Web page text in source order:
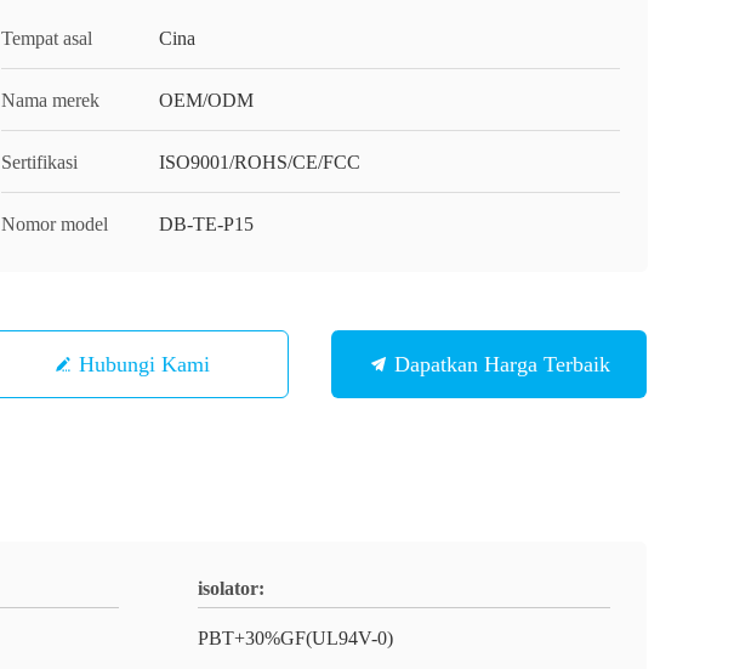
Tempat asal Cina
Nama merek OEM/ODM
Sertifikasi ISO9001/ROHS/CE/FCC
Nomor model DB-TE-P15
Hubungi Kami Dapatkan Harga Terbaik
isolator:
PBT+30%GF(UL94V-0)